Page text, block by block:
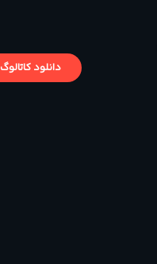
دانلود کاتالوگ